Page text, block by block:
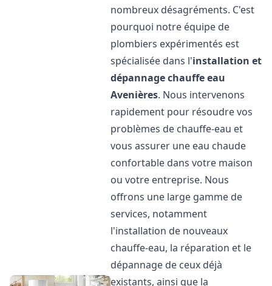
nombreux désagréments. C'est
pourquoi notre équipe de
plombiers expérimentés est
spécialisée dans l'installation et
dépannage chauffe eau
Avenières. Nous intervenons
rapidement pour résoudre vos
problèmes de chauffe-eau et
vous assurer une eau chaude
confortable dans votre maison
ou votre entreprise. Nous
offrons une large gamme de
services, notamment
l'installation de nouveaux
chauffe-eau, la réparation et le
dépannage de ceux déjà
existants, ainsi que la